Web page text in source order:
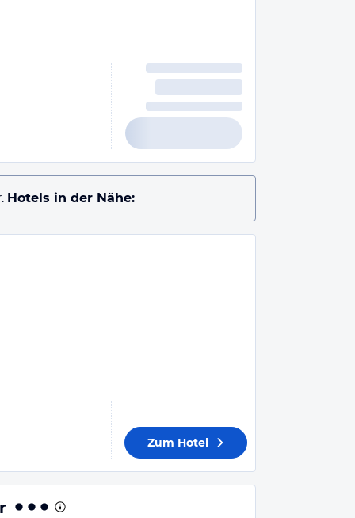
Hotels in der Nähe:
Zum Hotel